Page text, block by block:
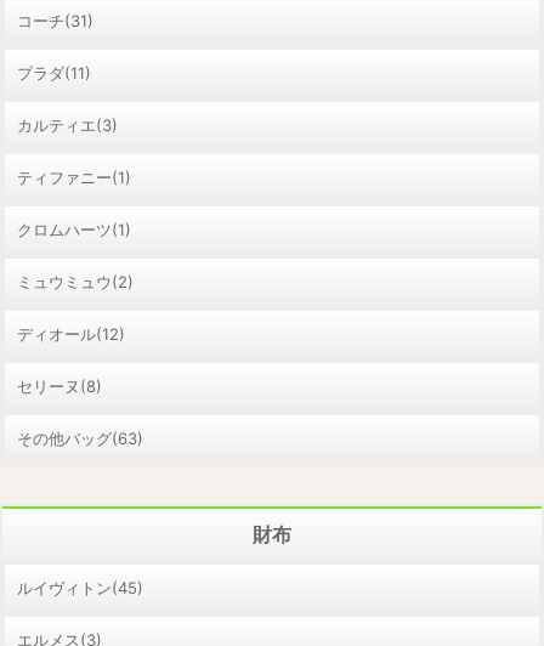
コーチ(31)
プラダ(11)
カルティエ(3)
ティファニー(1)
クロムハーツ(1)
ミュウミュウ(2)
ディオール(12)
セリーヌ(8)
その他バッグ(63)
財布
ルイヴィトン(45)
エルメス(3)